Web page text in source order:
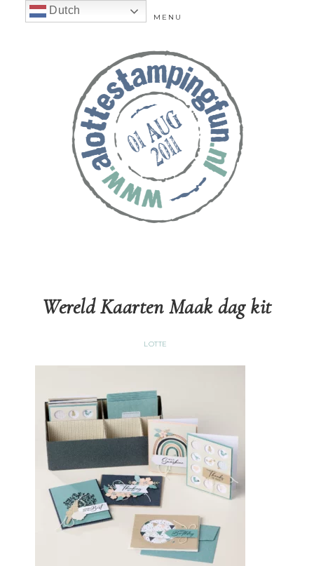
MENU
Wereld Kaarten Maak dag kit
LOTTE
Dutch